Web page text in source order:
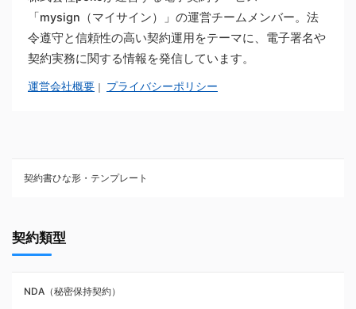
「mysign（マイサイン）」の運営チームメンバー。法
令遵守と信頼性の高い契約運用をテーマに、電子署名や
契約実務に関する情報を発信しています。
運営会社概要 ｜ プライバシーポリシー
契約書ひな形・テンプレート
NDA（秘密保持契約）
業務委託契約
契約類型
NDA（秘密保持契約）